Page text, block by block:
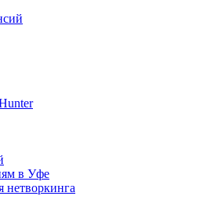
в Уфе
нетворкинга